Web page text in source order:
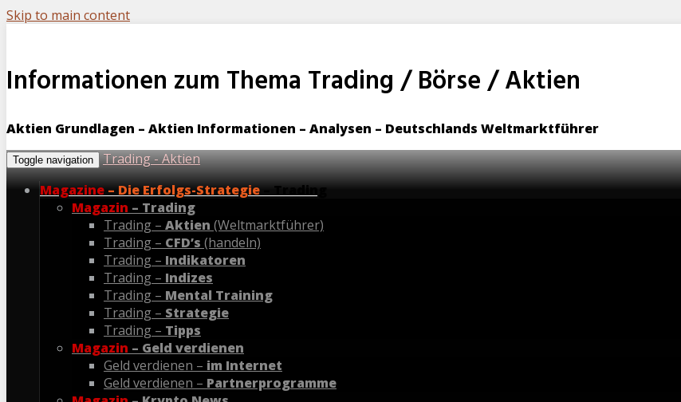
Skip to main content
Informationen zum Thema Trading / Börse / Aktien
Aktien Grundlagen – Aktien Informationen – Analysen – Deutschlands Weltmarktführer
Toggle navigation
Trading - Aktien
Magazine – Die Erfolgs-Strategie – Trading
Magazin – Trading
Trading – Aktien (Weltmarktführer)
Trading – CFD’s (handeln)
Trading – Indikatoren
Trading – Indizes
Trading – Mental Training
Trading – Strategie
Trading – Tipps
Magazin – Geld verdienen
Geld verdienen – im Internet
Geld verdienen – Partnerprogramme